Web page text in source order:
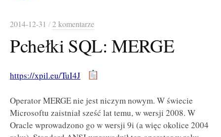
2014-12-31 /2 komentarze
Pchełki SQL: MERGE
https://xpil.eu/TuI4J
Operator MERGE nie jest niczym nowym. W świecie
Microsoftu zaistniał sześć lat temu, w wersji 2008. W
Oracle wprowadzono go w wersji 9i (a więc okolice 2004